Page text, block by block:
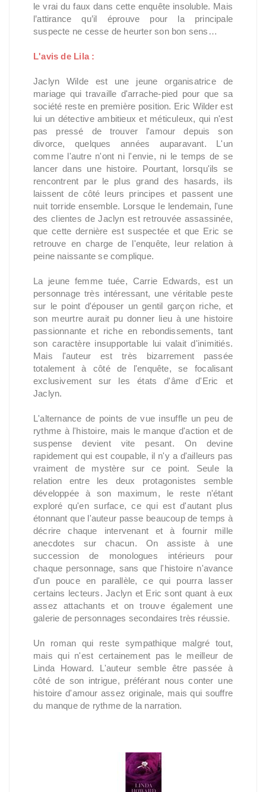
le vrai du faux dans cette enquête insoluble. Mais
l’attirance qu’il éprouve pour la principale
suspecte ne cesse de heurter son bon sens…
L'avis de Lila :
Jaclyn Wilde est une jeune organisatrice de
mariage qui travaille d'arrache-pied pour que sa
société reste en première position. Eric Wilder est
lui un détective ambitieux et méticuleux, qui n'est
pas pressé de trouver l'amour depuis son
divorce, quelques années auparavant. L'un
comme l'autre n'ont ni l'envie, ni le temps de se
lancer dans une histoire. Pourtant, lorsqu'ils se
rencontrent par le plus grand des hasards, ils
laissent de côté leurs principes et passent une
nuit torride ensemble. Lorsque le lendemain, l'une
des clientes de Jaclyn est retrouvée assassinée,
que cette dernière est suspectée et que Eric se
retrouve en charge de l'enquête, leur relation à
peine naissante se complique.
La jeune femme tuée, Carrie Edwards, est un
personnage très intéressant, une véritable peste
sur le point d'épouser un gentil garçon riche, et
son meurtre aurait pu donner lieu à une histoire
passionnante et riche en rebondissements, tant
son caractère insupportable lui valait d'inimitiés.
Mais l'auteur est très bizarrement passée
totalement à côté de l'enquête, se focalisant
exclusivement sur les états d'âme d'Eric et
Jaclyn.
L'alternance de points de vue insuffle un peu de
rythme à l'histoire, mais le manque d'action et de
suspense devient vite pesant. On devine
rapidement qui est coupable, il n'y a d'ailleurs pas
vraiment de mystère sur ce point. Seule la
relation entre les deux protagonistes semble
développée à son maximum, le reste n'étant
exploré qu'en surface, ce qui est d'autant plus
étonnant que l'auteur passe beaucoup de temps à
décrire chaque intervenant et à fournir mille
anecdotes sur chacun. On assiste à une
succession de monologues intérieurs pour
chaque personnage, sans que l'histoire n'avance
d'un pouce en parallèle, ce qui pourra lasser
certains lecteurs. Jaclyn et Eric sont quant à eux
assez attachants et on trouve également une
galerie de personnages secondaires très réussie.
Un roman qui reste sympathique malgré tout,
mais qui n'est certainement pas le meilleur de
Linda Howard. L'auteur semble être passée à
côté de son intrigue, préférant nous conter une
histoire d'amour assez originale, mais qui souffre
du manque de rythme de la narration.